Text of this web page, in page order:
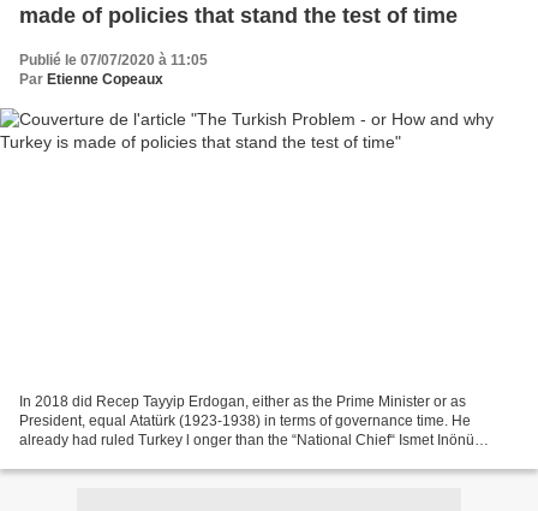
made of policies that stand the test of time
Publié le 07/07/2020 à 11:05
Par Etienne Copeaux
In 2018 did Recep Tayyip Erdogan, either as the Prime Minister or as
President, equal Atatürk (1923-1938) in terms of governance time. He
already had ruled Turkey l onger than the “National Chief“ Ismet Inönü